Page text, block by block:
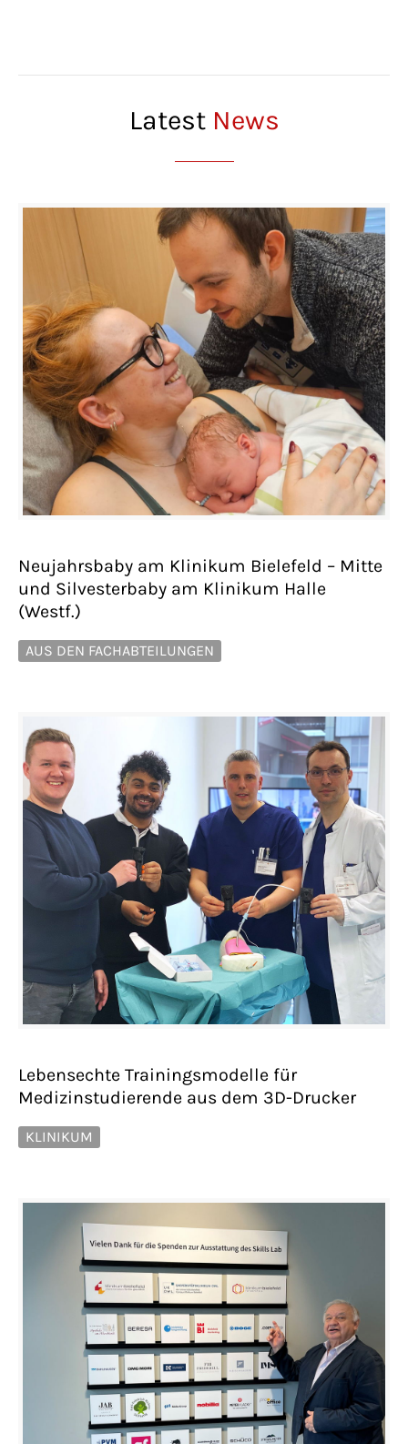
Latest News
Neujahrsbaby am Klinikum Bielefeld – Mitte
und Silvesterbaby am Klinikum Halle
(Westf.)
AUS DEN FACHABTEILUNGEN
Lebensechte Trainingsmodelle für
Medizinstudierende aus dem 3D-Drucker
KLINIKUM